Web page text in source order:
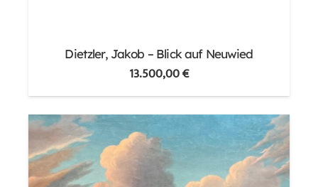
Dietzler, Jakob – Blick auf Neuwied
13.500,00€